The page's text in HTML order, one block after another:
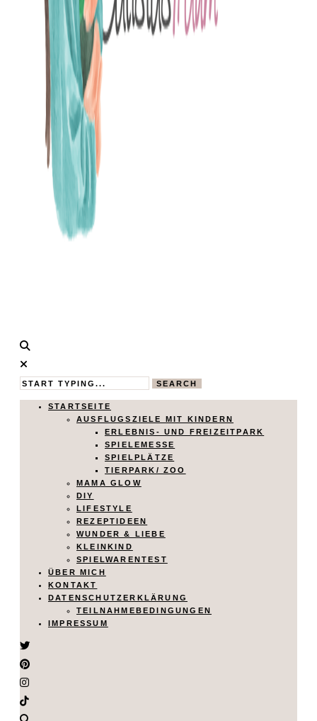
Calistas
Traum
MAMABLOG
SEARCH
STARTSEITE
AUSFLUGSZIELE MIT KINDERN
ERLEBNIS- UND FREIZEITPARK
SPIELEMESSE
SPIELPLÄTZE
TIERPARK/ ZOO
MAMA GLOW
DIY
LIFESTYLE
REZEPTIDEEN
WUNDER & LIEBE
KLEINKIND
SPIELWARENTEST
ÜBER MICH
KONTAKT
DATENSCHUTZERKLÄRUNG
TEILNAHMEBEDINGUNGEN
IMPRESSUM